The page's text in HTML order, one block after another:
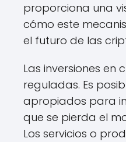
proporciona una
cómo este
el futuro de las
Las inversiones en
reguladas. Es
apropiados para
que se pierda el
Los servicios o